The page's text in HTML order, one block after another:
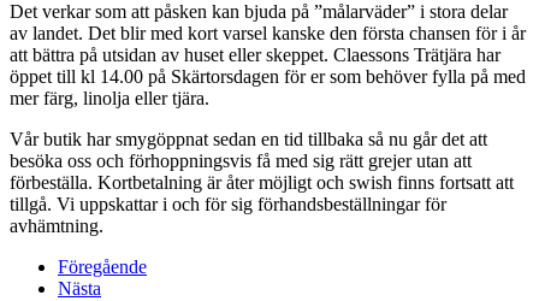
Det verkar som att påsken kan bjuda på ”målarväder” i stora delar
av landet. Det blir med kort varsel kanske den första chansen för i år
att bättra på utsidan av huset eller skeppet. Claessons Trätjära har
öppet till kl 14.00 på Skärtorsdagen för er som behöver fylla på med
mer färg, linolja eller tjära.
Vår butik har smygöppnat sedan en tid tillbaka så nu går det att
besöka oss och förhoppningsvis få med sig rätt grejer utan att
förbeställa. Kortbetalning är åter möjligt och swish finns fortsatt att
tillgå. Vi uppskattar i och för sig förhandsbeställningar för
avhämtning.
Föregående
Nästa